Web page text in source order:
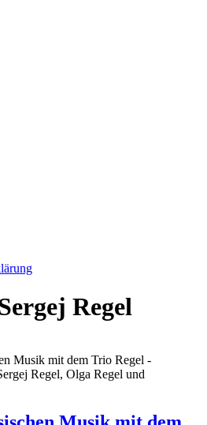
Regel
Musik mit dem Trio Regel -
Regel, Olga Regel und